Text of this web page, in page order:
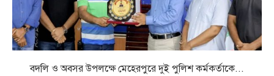
বদলি ও অবসর উপলক্ষে মেহেরপুরে দুই পুলিশ কর্মকর্তাকে...